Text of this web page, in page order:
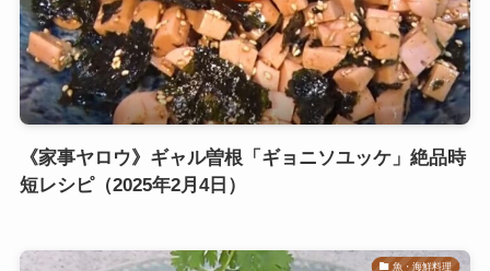
《家事ヤロウ》ギャル曽根「ギョニソユッケ」絶品時
短レシピ（2025年2月4日）
魚・海鮮料理